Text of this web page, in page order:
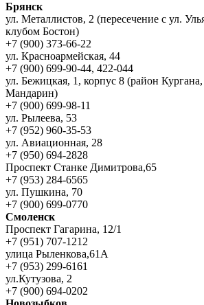
Брянск
ул. Металлистов, 2 (пересечение с ул.
клубом Бостон)
+7 (900) 373-66-22
ул. Красноармейская, 44
+7 (900) 699-90-44, 422-044
ул. Бежицкая, 1, корпус 8 (район
Мандарин)
+7 (900) 699-98-11
ул. Рылеева, 53
+7 (952) 960-35-53
ул. Авиационная, 28
+7 (950) 694-2828
Проспект Станке Димитрова,65
+7 (953) 284-6565
ул. Пушкина, 70
+7 (900) 699-0770
Смоленск
Проспект Гагарина, 12/1
+7 (951) 707-1212
улица Рыленкова,61А
+7 (953) 299-6161
ул.Кутузова, 2
+7 (900) 694-0202